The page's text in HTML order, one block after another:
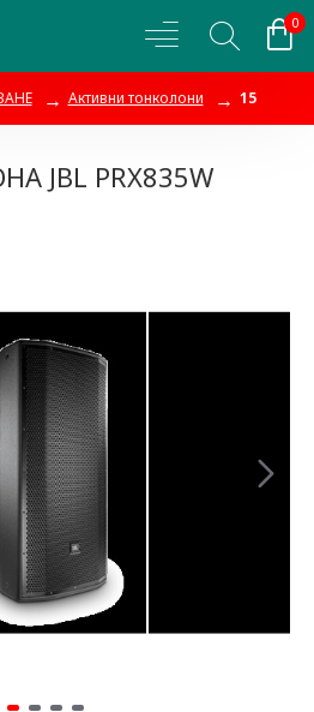
0
Активни тонколони 15
JBL PRX835W